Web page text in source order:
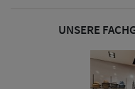
& Visoren
Snapback Caps
UNSERE